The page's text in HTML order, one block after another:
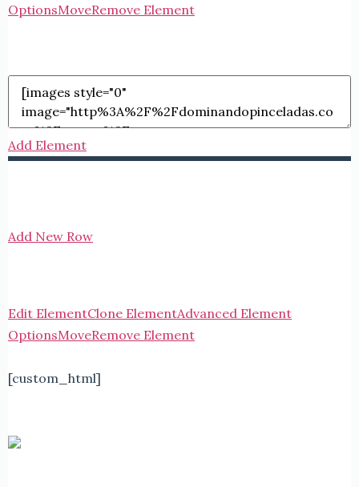
OptionsMoveRemove Element
Add Element
Add New Row
Edit ElementClone ElementAdvanced Element
OptionsMoveRemove Element
[custom_html]